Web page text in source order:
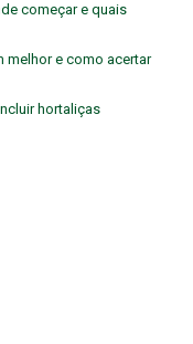
começar e quais
melhor e como acertar
hortaliças